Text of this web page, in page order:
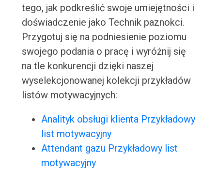
tego, jak podkreślić swoje umiejętności i
doświadczenie jako Technik paznokci.
Przygotuj się na podniesienie poziomu
swojego podania o pracę i wyróżnij się
na tle konkurencji dzięki naszej
wyselekcjonowanej kolekcji przykładów
listów motywacyjnych:
Analityk obsługi klienta Przykładowy
list motywacyjny
Attendant gazu Przykładowy list
motywacyjny